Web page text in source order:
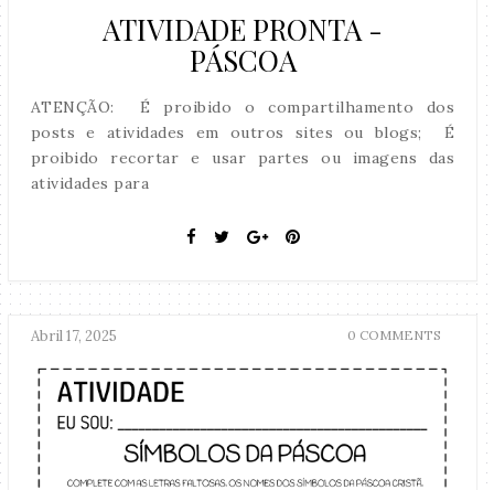
ATIVIDADE PRONTA -
PÁSCOA
ATENÇÃO: É proibido o compartilhamento dos
posts e atividades em outros sites ou blogs; É
proibido recortar e usar partes ou imagens das
atividades para
Abril 17, 2025 0 COMMENTS